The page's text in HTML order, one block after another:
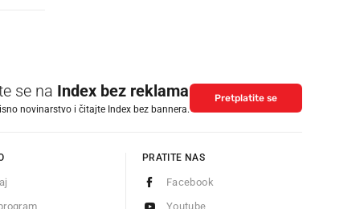
se na Index bez reklama
novinarstvo i čitajte Index bez bannera.
Pretplatite se
PRATITE NAS
Facebook
Youtube